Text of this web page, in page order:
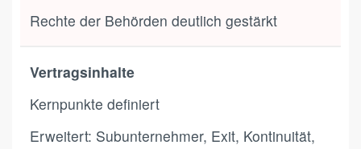
Rechte der Behörden deutlich gestärkt
Vertragsinhalte
Kernpunkte definiert
Erweitert: Subunternehmer, Exit, Kontinuität,